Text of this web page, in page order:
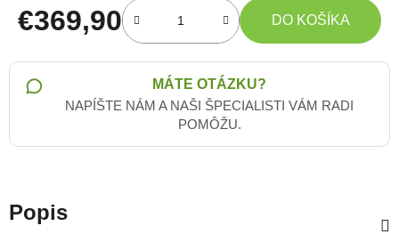
€369,90 DO KOŠÍKA
MÁTE OTÁZKU?
NAPÍŠTE NÁM A NAŠI ŠPECIALISTI VÁM RADI
POMÔŽU.
Popis